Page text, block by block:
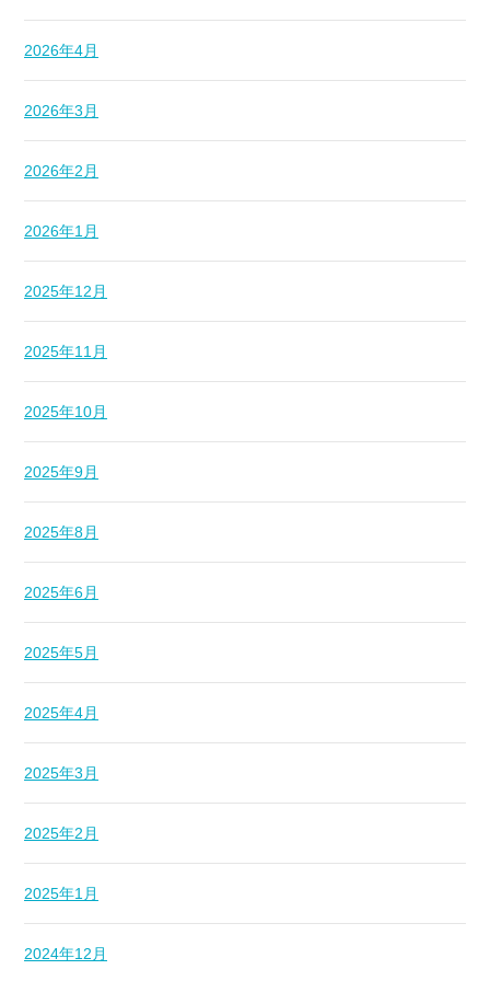
2026年4月
2026年3月
2026年2月
2026年1月
2025年12月
2025年11月
2025年10月
2025年9月
2025年8月
2025年6月
2025年5月
2025年4月
2025年3月
2025年2月
2025年1月
2024年12月